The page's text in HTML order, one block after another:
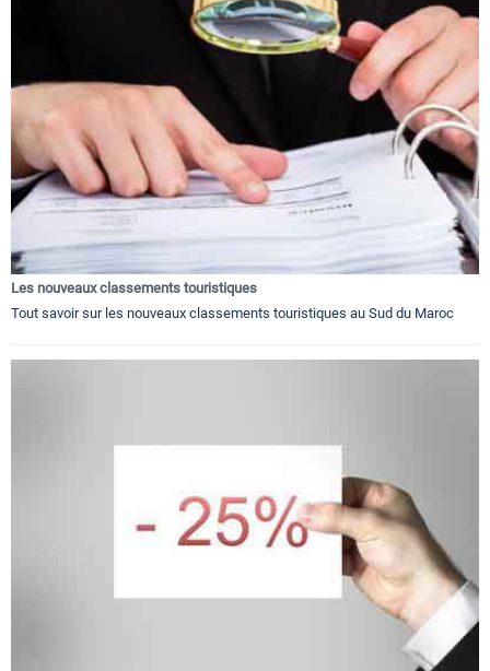
Les nouveaux classements touristiques
Tout savoir sur les nouveaux classements touristiques au Sud du Maroc